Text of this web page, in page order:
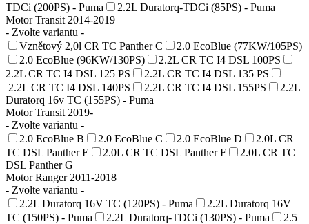
TDCi (200PS) - Puma
2.2L Duratorq-TDCi (85PS) - Puma
Motor Transit 2014-2019
- Zvolte variantu -
Vznětový 2,0l CR TC Panther C
2.0 EcoBlue (77KW/105PS)
2.0 EcoBlue (96KW/130PS)
2.2L CR TC I4 DSL 100PS
2.2L CR TC I4 DSL 125 PS
2.2L CR TC I4 DSL 135 PS
2.2L CR TC I4 DSL 140PS
2.2L CR TC I4 DSL 155PS
2.2L
Duratorq 16v TC (155PS) - Puma
Motor Transit 2019-
- Zvolte variantu -
2.0 EcoBlue B
2.0 EcoBlue C 2.0 EcoBlue D
2.0L CR
TC DSL Panther E
2.0L CR TC DSL Panther F
2.0L CR TC
DSL Panther G
Motor Ranger 2011-2018
- Zvolte variantu -
2.2L Duratorq 16V TC (120PS) - Puma
2.2L Duratorq 16V
TC (150PS) - Puma
2.2L Duratorq-TDCi (130PS) - Puma
2.5